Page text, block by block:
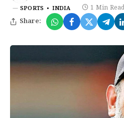
SPORTS INDIA 1 Min Read
Share: